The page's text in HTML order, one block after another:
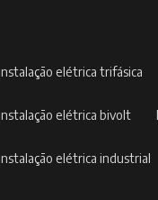
instalação elétrica trifásica
instalação elétrica bivolt
instalação elétrica industrial